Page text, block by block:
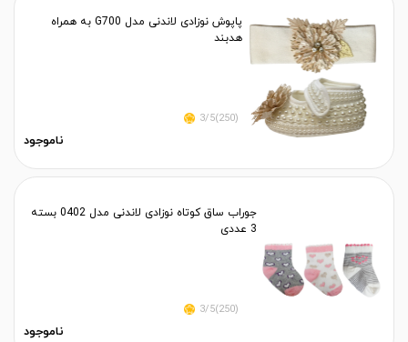
پاپوش نوزادی لاندنی مدل G700 به همراه
هدبند
(250)3/5
ناموجود
جوراب ساق کوتاه نوزادی لاندنی مدل 0402 بسته
3 عددی
(250)3/5
ناموجود